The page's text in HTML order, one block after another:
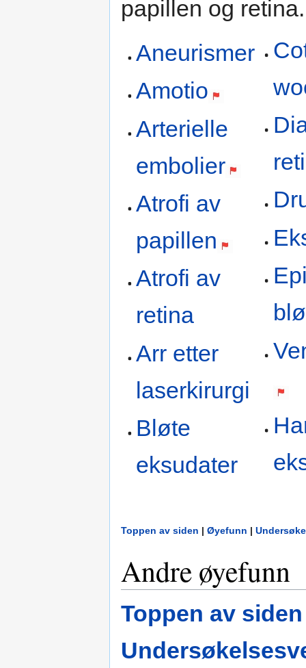
papillen og retina.
Aneurismer
Amotio
Arterielle
embolier
Atrofi av
papillen
Atrofi av
retina
Arr etter
laserkirurgi
Bløte
eksudater
Toppen av siden | Øyefunn |
Andre øyefunn
Toppen av siden